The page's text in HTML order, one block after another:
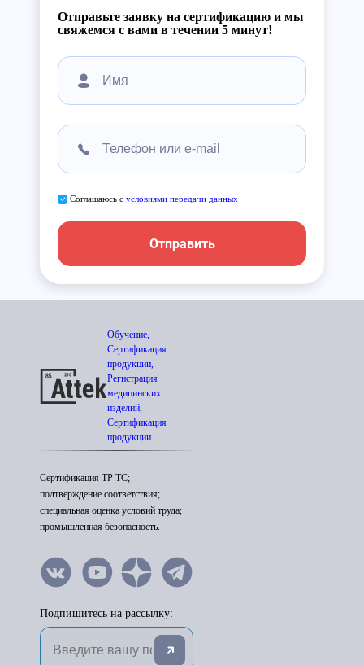
Отправьте заявку на сертификацию и мы
свяжемся с вами в течении 5 минут!
Соглашаюсь с условиями передачи данных
Отправить
Обучение,
Сертификация
продукции,
Регистрация
медицинских
изделий,
Сертификация
продукции
Сертификация ТР ТС;
подтверждение соответствия;
специальная оценка условий труда;
промышленная безопасность.
Подпишитесь на рассылку: